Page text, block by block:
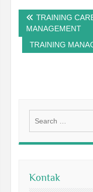
navigation
TRAINING
MANAGEMENT
TRAINING
for:
Kontak